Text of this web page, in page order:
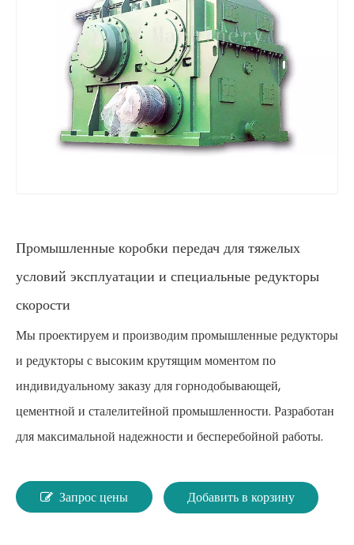
Промышленные коробки передач для тяжелых
условий эксплуатации и специальные редукторы
скорости
Мы проектируем и производим промышленные редукторы
и редукторы с высоким крутящим моментом по
индивидуальному заказу для горнодобывающей,
цементной и сталелитейной промышленности. Разработан
для максимальной надежности и бесперебойной работы.
Запрос цены Добавить в корзину